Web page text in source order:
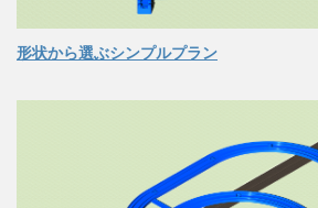
形状から選ぶシンプルプラン